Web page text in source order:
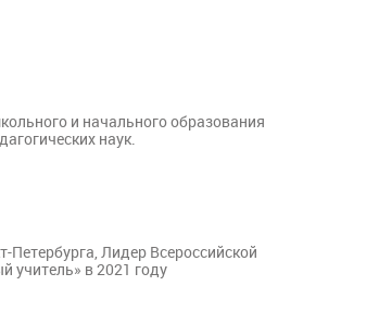
и начального образования
наук.
Лидер Всероссийской
в 2021 году